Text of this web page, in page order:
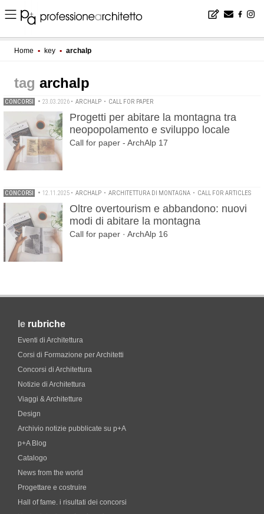
Home ▪ key ▪ archalp
archalp
CONCORSI • 23.03.2026 • ARCHALP • CALL FOR PAPER
Progetti per abitare la montagna tra
neopopolamento e sviluppo locale
Call for paper - ArchAlp 17
CONCORSI • 12.11.2025 • ARCHALP • ARCHITETTURA DI MONTAGNA • CALL FOR ARTICLES
Oltre overtourism e abbandono: nuovi
modi di abitare la montagna
Call for paper · ArchAlp 16
le rubriche
Eventi di Architettura
Corsi di Formazione per Architetti
Concorsi di Architettura
Notizie di Architettura
Viaggi & Architetture
Design
Archivio notizie pubblicate su p+A
p+A Blog
Catalogo
News from the world
Progettare e costruire
Hall of fame. i risultati dei concorsi